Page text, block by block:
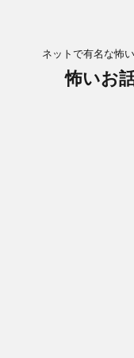
ネットで有名な怖
怖いお